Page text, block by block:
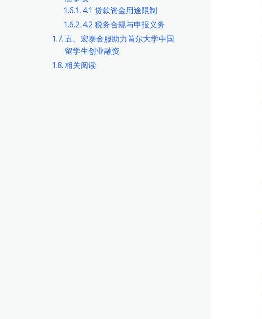
4.1 贷款资金用途限制
4.2 税务合规与申报义务
五、宏泰金服助力首尔大学中国
留学生创业融资
相关阅读